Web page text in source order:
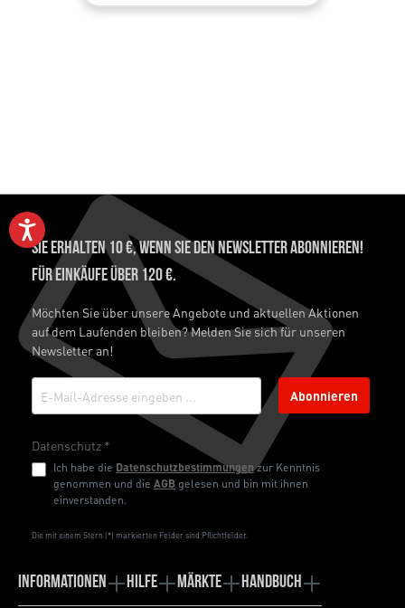
Sie erhalten 10 €, wenn Sie den Newsletter abonnieren!
Für Einkäufe über 120 €.
Möchten Sie über unsere Angebote und aktuellen Aktionen
auf dem Laufenden bleiben? Melden Sie sich für unseren
Newsletter an!
Abonnieren
Datenschutz *
Ich habe die Datenschutzbestimmungenzur Kenntnis
genommen und die AGBgelesen und bin mit ihnen
einverstanden.
Die mit einem Stern (*) markierten Felder sind Pflichtfelder.
Informationen Hilfe Märkte Handbuch